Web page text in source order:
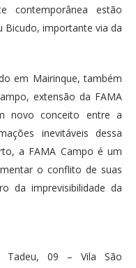
contemporânea estão
Bicudo, importante via da
em Mairinque, também
extensão da FAMA
novo conceito entre a
inevitáveis dessa
a FAMA Campo é um
o conflito de suas
da imprevisibilidade da
Tadeu, 09 – Vila São